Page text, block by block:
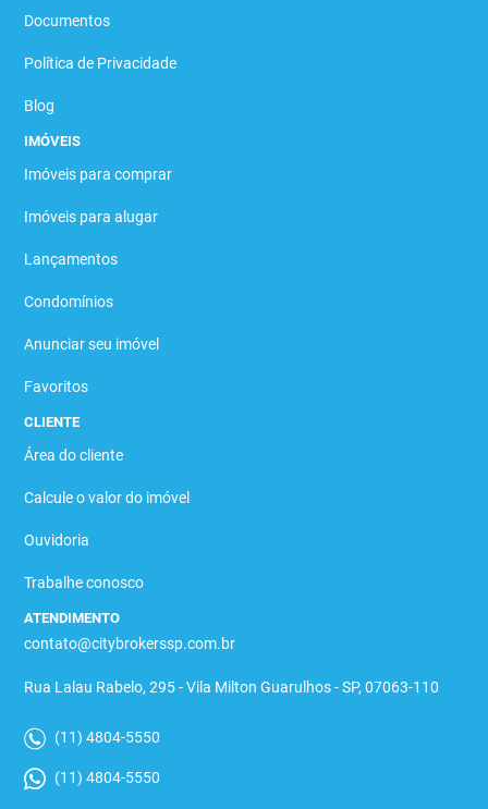
Documentos
Política de Privacidade
Blog
IMÓVEIS
Imóveis para comprar
Imóveis para alugar
Lançamentos
Condomínios
Anunciar seu imóvel
Favoritos
CLIENTE
Área do cliente
Calcule o valor do imóvel
Ouvidoria
Trabalhe conosco
ATENDIMENTO
contato@citybrokerssp.com.br
Rua Lalau Rabelo, 295 - Vila Milton Guarulhos - SP, 07063-110
(11) 4804-5550
(11) 4804-5550